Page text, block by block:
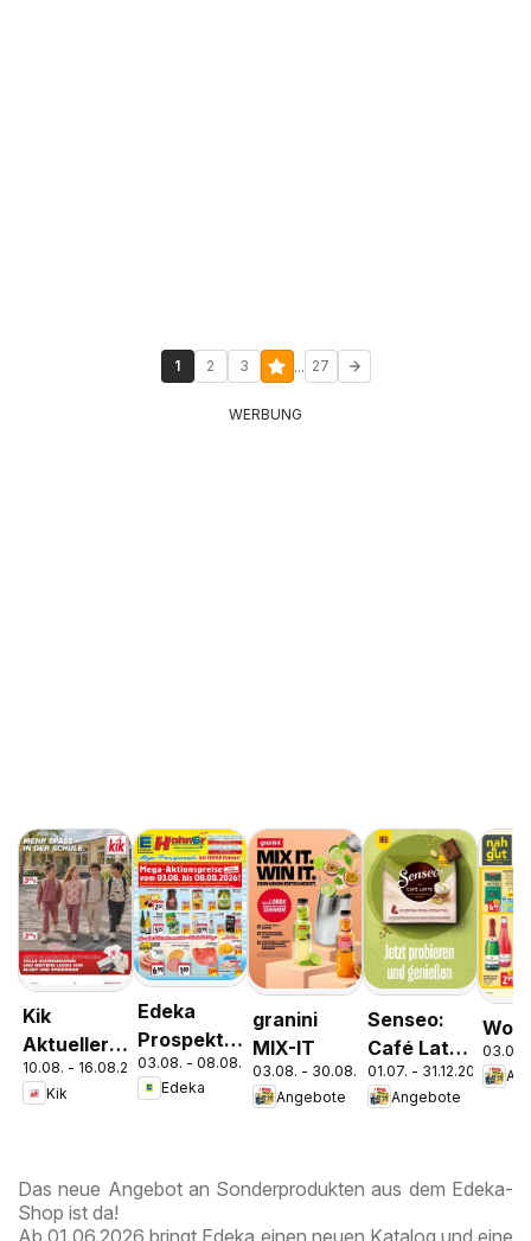
1 2 3 ... 27
WERBUNG
Kik
Aktueller
Prospekt
10.08. - 16.08.2026
Kik
Edeka
Prospekt
Parchim
03.08. - 08.08.2026
Edeka
granini
MIX-IT
03.08. - 30.08.2026
Angebote
Senseo:
Café Latte
Dubai
Chocolate
01.07. - 31.12.2026
Angebote
03.08.
Das neue Angebot an Sonderprodukten aus dem Edeka-
Shop ist da!